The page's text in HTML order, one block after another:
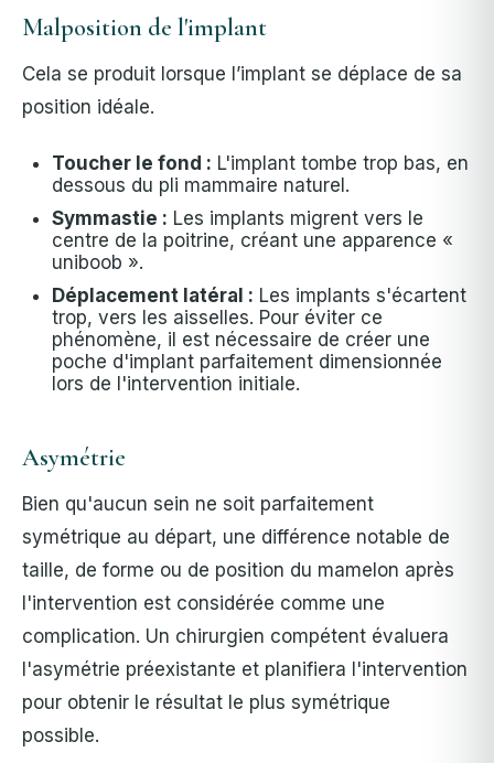
Malposition de l'implant
Cela se produit lorsque l’implant se déplace de sa
position idéale.
Toucher le fond : L'implant tombe trop bas, en
dessous du pli mammaire naturel.
Symmastie : Les implants migrent vers le
centre de la poitrine, créant une apparence «
uniboob ».
Déplacement latéral : Les implants s'écartent
trop, vers les aisselles. Pour éviter ce
phénomène, il est nécessaire de créer une
poche d'implant parfaitement dimensionnée
lors de l'intervention initiale.
Asymétrie
Bien qu'aucun sein ne soit parfaitement
symétrique au départ, une différence notable de
taille, de forme ou de position du mamelon après
l'intervention est considérée comme une
complication. Un chirurgien compétent évaluera
l'asymétrie préexistante et planifiera l'intervention
pour obtenir le résultat le plus symétrique
possible.